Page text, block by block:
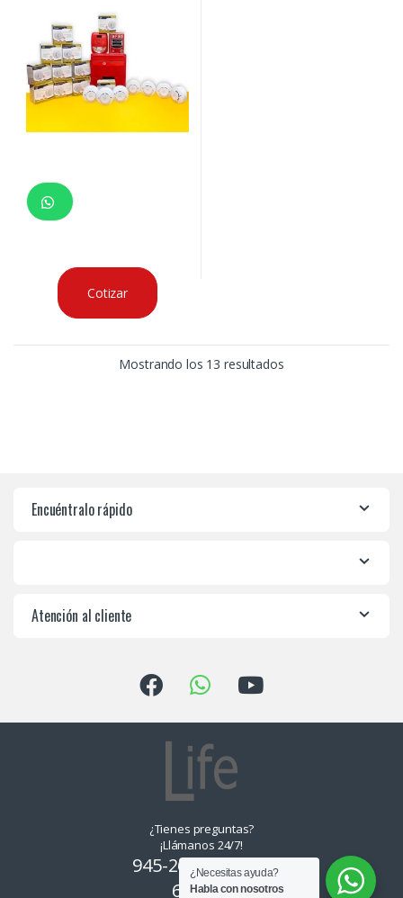
Cotizar
Mostrando los 13 resultados
Encuéntralo rápido
Atención al cliente
¿Tienes preguntas?
¡Llámanos 24/7!
945-265550, 955-
639374
¿Necesitas ayuda?
Habla con nosotros